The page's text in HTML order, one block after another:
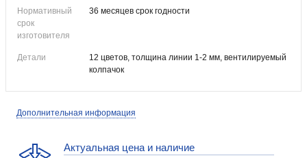
Нормативный
срок
изготовителя
36 месяцев срок годности
Детали
12 цветов, толщина линии 1-2 мм, вентилируемый
колпачок
Дополнительная информация
Актуальная цена и наличие